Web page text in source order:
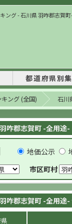
ング - 石川県 羽咋郡志賀
都道府県別
ング (全国) 石川
咋郡志賀町 -全用途-
地価公示
市区町村
咋郡志賀町 -全用途